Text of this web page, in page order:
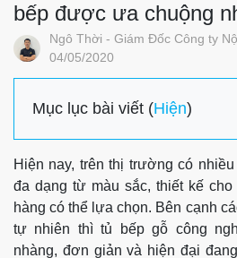
bếp được ưa chuộng
Ngô Thời - Giám Đốc Công ty
04/05/2020
Mục lục bài viết (Hiện)
Hiện nay, trên thị trường có
đa dạng từ màu sắc, thiết kế
hàng có thể lựa chọn. Bên cạnh
tự nhiên thì tủ bếp gỗ công
nhàng, đơn giản và hiện đại